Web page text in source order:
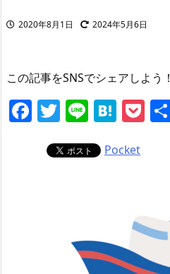
2020年8月1日 2024年5月6日
この記事をSNSでシェアしよう！
F T
itt
Li
e
H
e
P
Pocket